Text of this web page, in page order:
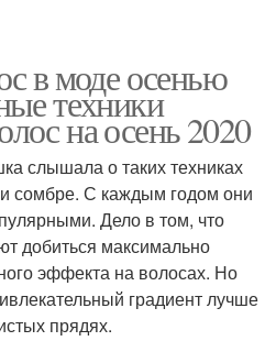
в моде осенью
техники
на осень 2020
слышала о таких техниках
сомбре. С каждым годом они
Дело в том, что
добиться максимально
эффекта на волосах. Но
градиент лучше
прядях.